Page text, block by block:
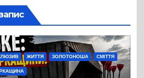
ЖИТТЯ ЗОЛОТОНОША СМІТТЯ